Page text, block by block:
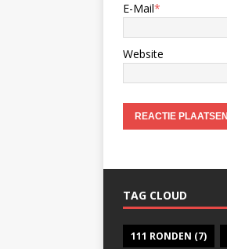
E-Mail*
Website
TAG CLOUD
111 RONDEN (7)